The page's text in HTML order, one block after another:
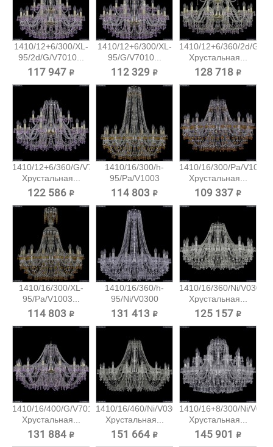
1410/12+6/300/XL-
95/2d/G/V7010...
117 947 ₽
1410/12+6/300/XL-
95/G/V7010...
112 329 ₽
1410/12+6/360/2d/G/
Хрустальная...
128 718 ₽
1410/12+6/360/G/V7010
Хрустальная...
122 586 ₽
1410/16/300/h-
95/Pa/V1003
Хрустальная...
114 803 ₽
1410/16/300/Pa/V1003
Хрустальная...
109 337 ₽
1410/16/300/XL-
95/Pa/V1003...
114 803 ₽
1410/16/360/h-
95/Ni/V0300
Хрустальная...
131 413 ₽
1410/16/360/Ni/V0300
Хрустальная...
125 157 ₽
1410/16/400/G/V7010
Хрустальная...
131 884 ₽
1410/16/460/Ni/V0300
Хрустальная...
151 664 ₽
1410/16+8/300/Ni/
Хрустальная...
145 901 ₽